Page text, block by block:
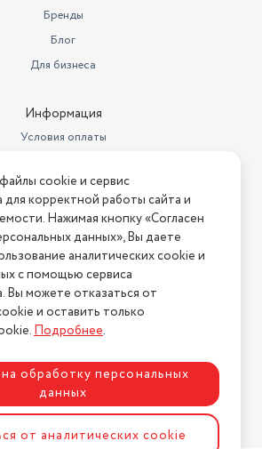
Бренды
Блог
Для бизнеса
Информация
Условия оплаты
Условия возврата
на сайте? Напишите нам
магазин "АстМаркет". У нас есть всё!
конфиденциальности
сайтаASTDESIGN
cookie и сервис
корректной работы сайта и
Нажимая кнопку «Согласен
данных», Вы даете
аналитических cookie и
с помощью сервиса
Вы можете отказаться от
и оставить только
Подробнее.
обработку персональных
данных
от аналитических cookie